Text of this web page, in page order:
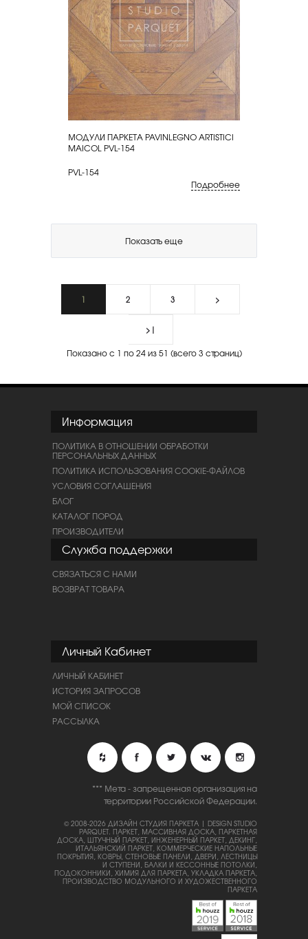
КУПИТЬ
МОДУЛИ ПАРКЕТА PAVINLEGNO ARTISTICI
MAICOL PVL-154
PVL-154
Подробнее
Показать еще
1 2 3 >
>|
Показано с 1 по 24 из 51 (всего 3 страниц)
Информация
ПОЛИТИКА В ОТНОШЕНИИ ОБРАБОТКИ
ПЕРСОНАЛЬНЫХ ДАННЫХ
ПОЛИТИКА ИСПОЛЬЗОВАНИЯ COOKIE-ФАЙЛОВ
УСЛОВИЯ СОГЛАШЕНИЯ
БЛОГ
КАТАЛОГ ПОРОД
ПРОИЗВОДИТЕЛИ
Служба поддержки
СВЯЗАТЬСЯ С НАМИ
ВОЗВРАТ ТОВАРА
Личный Кабинет
ЛИЧНЫЙ КАБИНЕТ
ИСТОРИЯ ЗАПРОСОВ
МОЙ СПИСОК
РАССЫЛКА
*** Мета - запрещенная организация на
территории Российской Федерации.
© 2008-2026 ДИЗАЙН СТУДИЯ ПАРКЕТА | DESIGN STUDIO
PARQUET. ПАРКЕТ, МАССИВНАЯ ДОСКА, ПАРКЕТНАЯ
ДОСКА, ШТУЧНЫЙ ПАРКЕТ, ИНЖЕНЕРНЫЙ ПАРКЕТ, ДЕКИНГ,
ИТАЛЬЯНСКИЙ ПАРКЕТ, КОММЕРЧЕСКИЕ НАПОЛЬНЫЕ
ПОКРЫТИЯ, КОВРЫ, СТЕНОВЫЕ ПАНЕЛИ, ДВЕРИ, ЛЕСТНИЦЫ
И СТУПЕНИ, БАЛКИ И КЕССОННЫЕ ПОТОЛКИ,
ПОДОКОННИКИ, ХИМИЯ ДЛЯ ПАРКЕТА, УКЛАДКА ПАРКЕТА,
ПРОИЗВОДСТВО МОДУЛЬНОГО И ХУДОЖЕСТВЕННОГО
ПАРКЕТА